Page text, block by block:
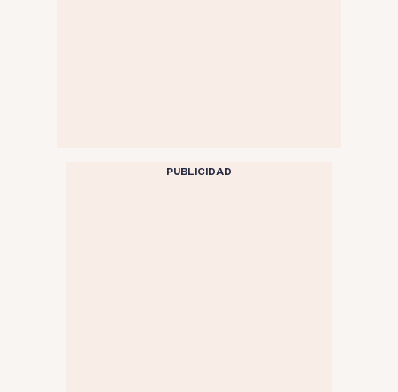
PUBLICIDAD